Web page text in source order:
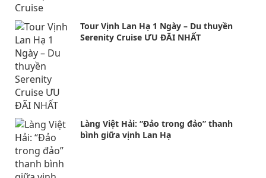
Tour Vịnh Lan Hạ 1 Ngày – Du thuyền
Serenity Cruise ƯU ĐÃI NHẤT
Làng Việt Hải: “Đảo trong đảo” thanh
bình giữa vịnh Lan Hạ